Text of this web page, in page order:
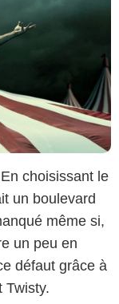
choisissant le
un boulevard
même si,
un peu en
défaut grâce à
Twisty.